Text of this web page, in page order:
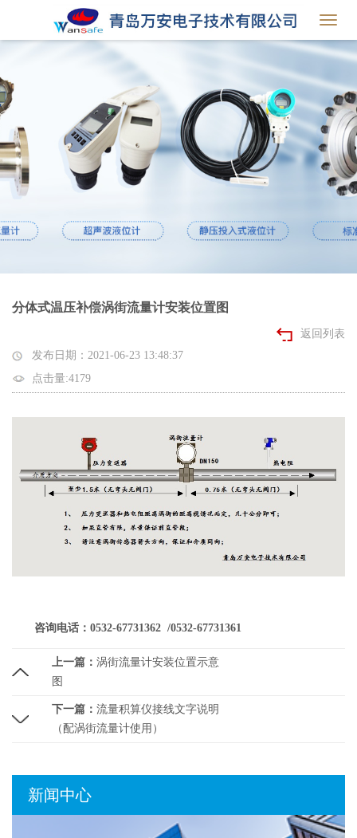
分体式温压补偿涡街流量计安装位置图
返回列表
发布日期：2021-06-23 13:48:37
点击量:4179
咨询电话：0532-67731362 /0532-67731361
上一篇： 涡街流量计安装位置示意
图
下一篇： 流量积算仪接线文字说明
（配涡街流量计使用）
新闻中心